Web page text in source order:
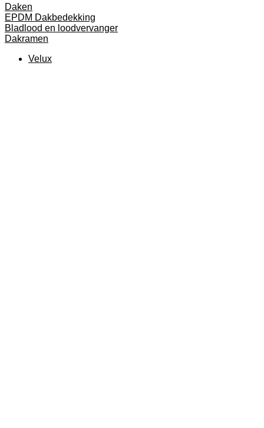
Daken
EPDM Dakbedekking
Bladlood en loodvervanger
Dakramen
Velux